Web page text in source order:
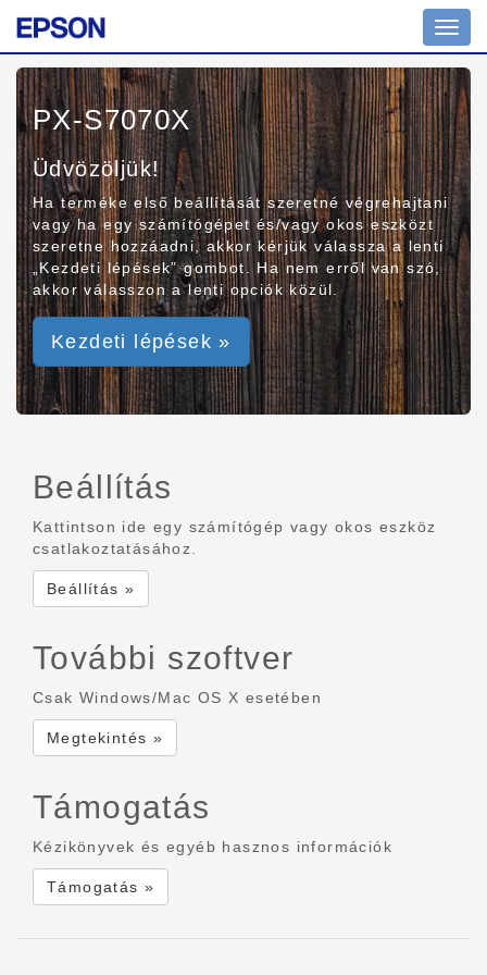
PX-S7070X
Üdvözöljük!
Ha terméke első beállítását szeretné végrehajtani
vagy ha egy számítógépet és/vagy okos eszközt
szeretne hozzáadni, akkor kérjük válassza a lenti
„Kezdeti lépések” gombot. Ha nem erről van szó,
akkor válasszon a lenti opciók közül.
Kezdeti lépések »
Beállítás
Kattintson ide egy számítógép vagy okos eszköz
csatlakoztatásához.
Beállítás »
További szoftver
Csak Windows/Mac OS X esetében
Megtekintés »
Támogatás
Kézikönyvek és egyéb hasznos információk
Támogatás »